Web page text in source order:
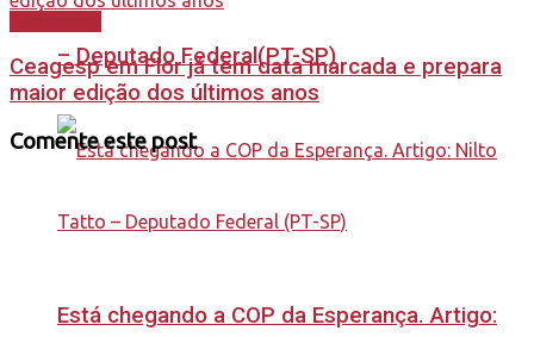
– Deputado Federal(PT-SP)
Está chegando a COP da Esperança. Artigo:
Ceagesp em Flor já tem data marcada e prepara
maior edição dos últimos anos
Comente este post